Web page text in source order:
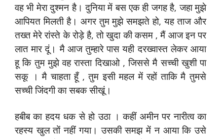
वह भी मेरा दुश्‍मन है। दुनिया में बस एक ही जगह है, जहा मुझे
आपियत मिलती है। अगर तुम मुझे समझते हो, यह ताज और
तख्‍त मेरे रांस्‍ते के रोड़े है, तो खुदा की कसम , मैं आज इन पर
लात मार दूं। मै आज तुम्‍हारे पास यही दरख्‍वास्‍त लेकर आया
हू कि तुम मुझे वह रास्‍ता दिखाओ , जिससे मै सच्‍ची खुशी पा
सकू । मै चाहता हूँ , तुम इसी महल में रहों ताकि मै तुमसे
सच्‍ची जिंदगी का सबक सीखूं।
हबीब का हदय धक से हो उठा । कहीं अमीन पर नारीत्‍व का
रहस्‍य खुल तों नहीं गया। उसकी समझ में न आया कि उसे